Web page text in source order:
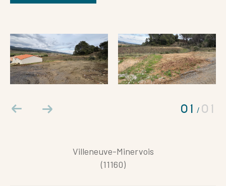
01 / 01
Villeneuve-Minervois
(11160)
Terrasse
FILTRER PAR
Coups de coeur Exclusivités
Nouveautés